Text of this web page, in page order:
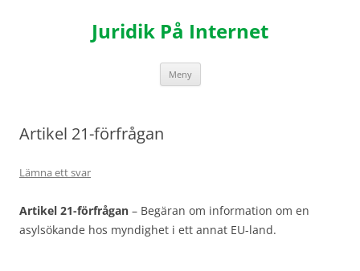
Juridik På Internet
Meny
Artikel 21-förfrågan
Lämna ett svar
Artikel 21-förfrågan – Begäran om information om en
asylsökande hos myndighet i ett annat EU-land.